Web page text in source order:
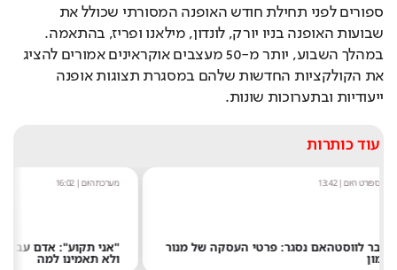
ספורים לפני תחילת חודש האופנה המסורתי שכולל את
שבועות האופנה בניו יורק, לונדון, מילאנו ופריז, בהתאמה.
במהלך השבוע, יותר מ-50 מעצבים אוקראינים אמורים להציג
את הקולקציות החדשות שלהם במסגרת תצוגות אופנה
ייעודיות ובתערוכות שונות.
עוד כותרות
מערכת היום|
"אני תקוע": אדם עבר לגור בתוך שלט חוצות -
אסף גולן
רוצים